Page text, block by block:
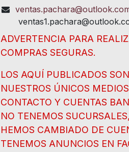
ADVERTENCIA PARA
COMPRAS SEGURAS.
LOS AQUÍ PUBLICADOS SON
NUESTROS ÚNICOS
CONTACTO Y CUENTAS
NO TENEMOS
HEMOS CAMBIADO DE
TENEMOS ANUNCIOS EN